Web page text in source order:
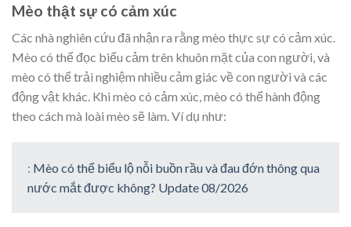
Mèo thật sự có cảm xúc
Các nhà nghiên cứu đã nhận ra rằng mèo thực sự có cảm xúc.
Mèo có thể đọc biểu cảm trên khuôn mặt của con người, và
mèo có thể trải nghiệm nhiều cảm giác về con người và các
động vật khác. Khi mèo có cảm xúc, mèo có thể hành động
theo cách mà loài mèo sẽ làm. Ví dụ như:
: Mèo có thể biểu lộ nỗi buồn rầu và đau đớn thông qua
nước mắt được không? Update 08/2026